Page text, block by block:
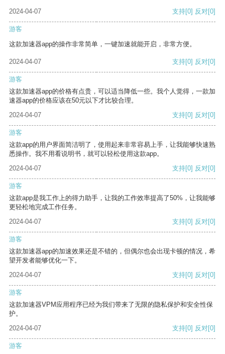
2024-04-07 支持[0] 反对[0]
游客
这款加速器app的操作非常简单，一键加速就能开启，非常方便。
2024-04-07 支持[0] 反对[0]
游客
这款加速器app的价格有点贵，可以适当降低一些。我个人觉得，一款加
速器app的价格应该在50元以下才比较合理。
2024-04-07
支持[0] 反对[0]
游客
这款app的用户界面简洁明了，使用起来非常容易上手，让我能够快速熟
悉操作。我不用看说明书，就可以轻松使用这款app。
2024-04-07
支持[0] 反对[0]
游客
这款app是我工作上的得力助手，让我的工作效率提高了50%，让我能够
更轻松地完成工作任务。
2024-04-07
支持[0] 反对[0]
游客
这款加速器app的加速效果还是不错的，但偶尔也会出现卡顿的情况，希
望开发者能够优化一下。
2024-04-07
支持[0] 反对[0]
游客
这款加速器VPM应用程序已经为我们带来了无限的隐私保护和安全性保
护。
2024-04-07
支持[0] 反对[0]
游客